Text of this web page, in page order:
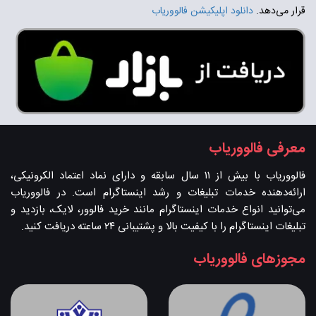
قرار می‌دهد. دانلود اپلیکیشن فالووریاب
معرفی فالووریاب
فالووریاب با بیش از ۱۱ سال سابقه و دارای نماد اعتماد الکرونیکی،
ارائه‌دهنده خدمات تبلیغات و رشد اینستاگرام است. در فالووریاب
می‌توانید انواع خدمات اینستاگرام مانند خرید فالوور، لایک، بازدید و
تبلیغات اینستاگرام را با کیفیت بالا و پشتیبانی ۲۴ ساعته دریافت کنید.
مجوزهای فالووریاب